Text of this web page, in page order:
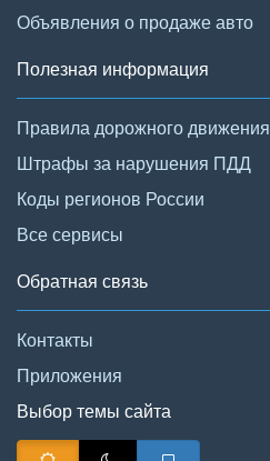
Объявления о продаже авто
Полезная информация
Правила дорожного движения
Штрафы за нарушения ПДД
Коды регионов России
Все сервисы
Обратная связь
Контакты
Приложения
Выбор темы сайта